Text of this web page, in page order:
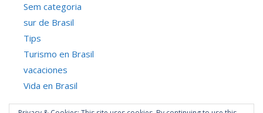
Sem categoria
sur de Brasil
Tips
Turismo en Brasil
vacaciones
Vida en Brasil